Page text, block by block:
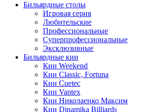
Бильярдные столы
Игровая серия
Любительские
Профессиональные
Суперпрофессиональные
Эксклюзивные
Бильярдные кии
Кии Weekend
Кии Classic, Fortuna
Кии Cuetec
Кии Vantex
Кии Николаенко Максим
Кии Dinamika Billiards